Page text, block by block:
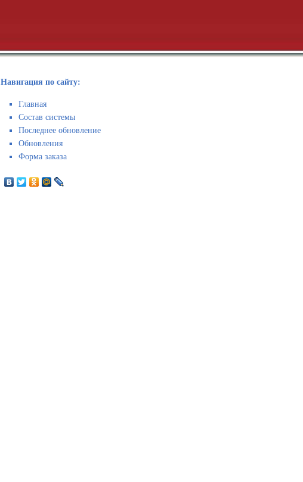
Навигация по сайту:
Главная
Состав системы
Последнее обновление
Обновления
Форма заказа